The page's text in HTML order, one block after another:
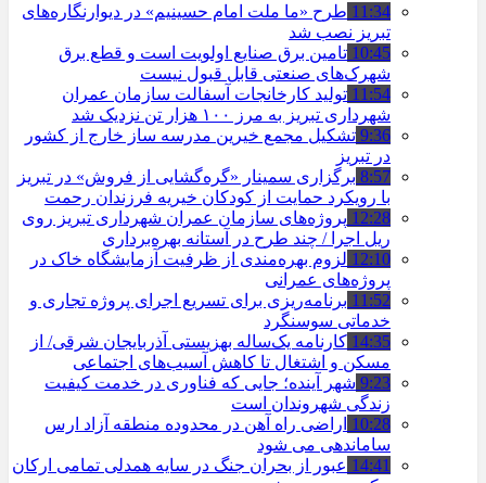
11:34 طرح «ما ملت امام حسینیم» در دیوارنگاره‌های
تبریز نصب شد
10:45 تامین برق صنایع اولویت است و قطع برق
شهرک‌های صنعتی قابل قبول نیست
11:54 تولید کارخانجات آسفالت سازمان عمران
شهرداری تبریز به مرز ۱۰۰ هزار تن نزدیک شد
9:36 تشکیل مجمع خیرین مدرسه ‌ساز خارج از کشور
در تبریز
8:57 برگزاری سمینار «گره‌گشایی از فروش» در تبریز
با رویکرد حمایت از کودکان خیریه فرزندان رحمت
12:28 پروژه‌های سازمان عمران شهرداری تبریز روی
ریل اجرا / چند طرح در آستانه بهره‌برداری
12:10 لزوم بهره‌مندی از ظرفیت آزمایشگاه خاک در
پروژه‌های عمرانی
11:52 برنامه‌ریزی برای تسریع اجرای پروژه تجاری و
خدماتی سوسنگرد
14:35 کارنامه یک‌ساله بهزیستی آذربایجان شرقی/ از
مسکن و اشتغال تا کاهش آسیب‌های اجتماعی
9:23 شهر آینده؛ جایی که فناوری در خدمت کیفیت
زندگی شهروندان است
10:28 اراضی راه آهن در محدوده منطقه آزاد ارس
ساماندهی می شود
14:41 عبور از بحران جنگ در سایه همدلی تمامی ارکان